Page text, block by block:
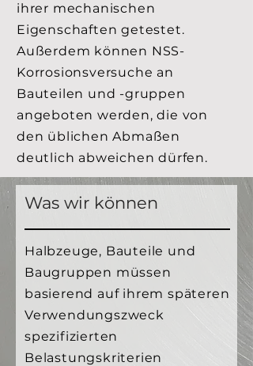
ihrer mechanischen
Eigenschaften getestet.
Außerdem können NSS-
Korrosionsversuche an
Bauteilen und -gruppen
angeboten werden, die von
den üblichen Abmaßen
deutlich abweichen dürfen.
Was wir können
Halbzeuge, Bauteile und
Baugruppen müssen
basierend auf ihrem späteren
Verwendungszweck
spezifizierten
Belastungskriterien